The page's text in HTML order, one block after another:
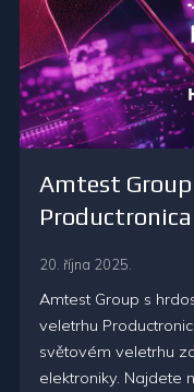
Amtest
20. října 2025.
Amtest Group s
veletrhu
světovém veletrhu
elektroniky. Najdete